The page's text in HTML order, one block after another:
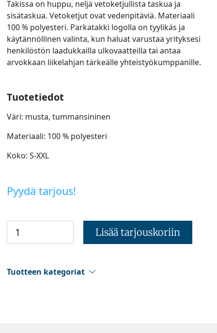
Takissa on huppu, neljä vetoketjullista taskua ja
sisätaskua. Vetoketjut ovat vedenpitäviä. Materiaali
100 % polyesteri. Parkatakki logolla on tyylikäs ja
käytännöllinen valinta, kun haluat varustaa yrityksesi
henkilöstön laadukkailla ulkovaatteilla tai antaa
arvokkaan liikelahjan tärkeälle yhteistyökumppanille.
Tuotetiedot
Väri: musta, tummansininen
Materiaali: 100 % polyesteri
Koko: S-XXL
Pyydä tarjous!
Lisää tarjouskoriin
Tuotteen kategoriat